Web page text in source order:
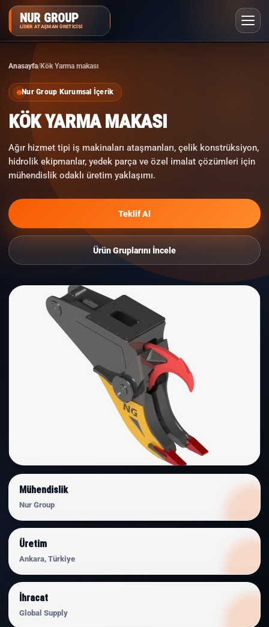
NUR GROUP
LIDER ATAŞMAN ÜRETICISI
SIKÇA SORULAN SORULAR
Anasayfa Kök Yarma makası
Nur Group Kurumsal İçerik
KÖK YARMA MAKASI
Ağır hizmet tipi iş makinaları ataşmanları, çelik konstrüksiyon,
hidrolik ekipmanlar, yedek parça ve özel imalat çözümleri için
mühendislik odaklı üretim yaklaşımı.
Teklif Al
Ürün Gruplarını İncele
Mühendislik
Nur Group
Üretim
Ankara, Türkiye
İhracat
Global Supply